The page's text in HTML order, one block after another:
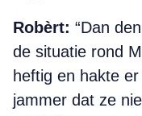
Robèrt: “Dan
de situatie rond
heftig en hakte
jammer dat ze